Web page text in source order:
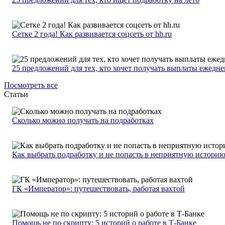
Сетке 2 года! Как развивается соцсеть от hh.ru
25 предложений для тех, кто хочет получать выплаты
Посмотреть все
Статьи
Сколько можно получать на подработках
Как выбрать подработку и не попасть в неприятную историю
ГК «Император»: путешествовать, работая вахтой
Помощь не по скрипту: 5 историй о работе в Т-Банке